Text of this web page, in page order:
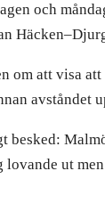
och
om att visa
avståndet
ut